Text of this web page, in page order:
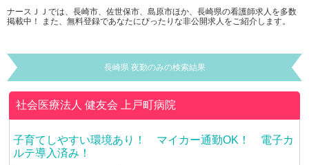
ナースＪＪでは、長崎市、佐世保市、島原市ほか、長崎県の看護師求人を多数
掲載中！ また、無料登録であなたにぴったりな非公開求人をご紹介します。
長崎県 夜勤のみの検索結果
社会医療法人 健友会 上戸町病院
子育てしやすい環境あり！ マイカー通勤OK！ 電子カ
ルテ導入済み！